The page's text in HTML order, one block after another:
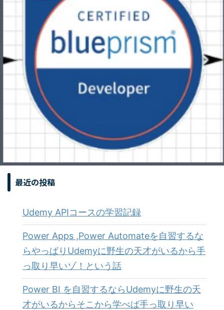
最近の投稿
Udemy APIコースの学習記録
Power Apps ,Power Automateを自習するな
らやっぱりUdemyに野生の天才がいるから手
っ取り早いゾ！という話
Power BI を自習するならUdemyに野生の天
才がいるからそこから学べば手っ取り早い